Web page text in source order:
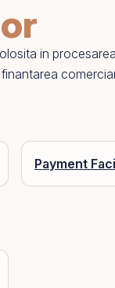
in
Payment